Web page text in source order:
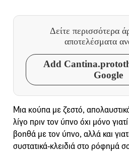
Δείτε περισσότερα
αποτελέσματα
Add
Google
Μια κούπα με ζεστό, απολαυστικό
λίγο πριν τον ύπνο όχι μόνο
βοηθά με τον ύπνο, αλλά και
συστατικά-κλειδιά στο ρόφημά